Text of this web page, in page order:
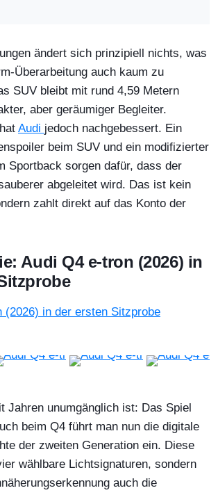
ändert sich prinzipiell nichts, was
Überarbeitung auch kaum zu
SUV bleibt mit rund 4,59 Metern
aber geräumiger Begleiter.
Audi jedoch nachgebessert. Ein
beim SUV und ein modifizierter
Sportback sorgen dafür, dass der
abgeleitet wird. Das ist kein
zahlt direkt auf das Konto der
Audi Q4 e-tron (2026) in
Jahren unumgänglich ist: Das Spiel
beim Q4 führt man nun die digitale
der zweiten Generation ein. Diese
wählbare Lichtsignaturen, sondern
auch die